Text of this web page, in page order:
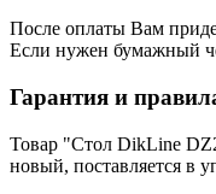
После оплаты Вам
Если нужен бумажный
Гарантия и
Товар "Стол DikLine
новый, поставляется в